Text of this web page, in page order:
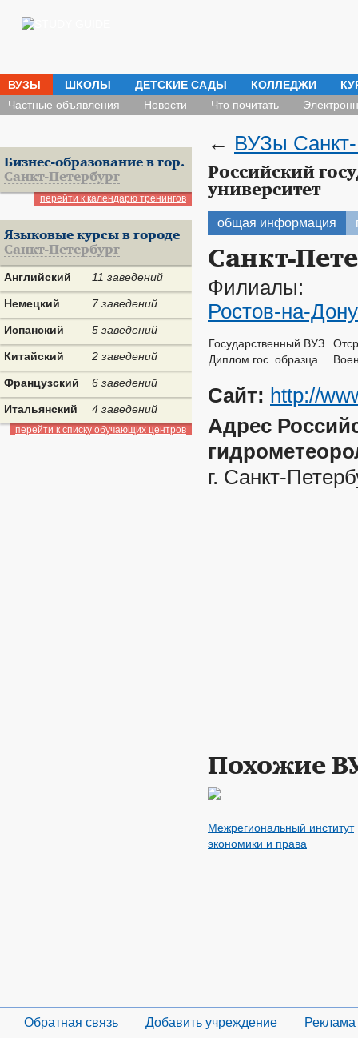
ВУЗЫ ШКОЛЫ ДЕТСКИЕ САДЫ КОЛЛЕДЖИ
Частные объявления
Новости Что почитать
← ВУЗы Санкт-
Российский
университет
общая информация
Санкт-
Филиалы:
Ростов-на-Дону
Государственный ВУЗ
Диплом гос. образца
Сайт: http://
Адрес
г. Санкт-
Похожие
Межрегиональный институт
экономики и права
Бизнес-образование в гор.
Санкт-Петербург
перейти к календарю тренингов
Языковые курсы в городе
Санкт-Петербург
Английский 11 заведений
Немецкий 7 заведений
Испанский 5 заведений
Китайский 2 заведений
Французский 6 заведений
Итальянский 4 заведений
перейти к списку обучающих центров
Обратная связь Добавить учреждение Реклама